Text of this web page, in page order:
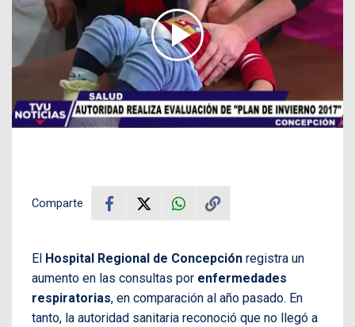
Comparte
El Hospital Regional de Concepción registra un
aumento en las consultas por enfermedades
respiratorias, en comparación al año pasado. En
tanto, la autoridad sanitaria reconoció que no llegó a